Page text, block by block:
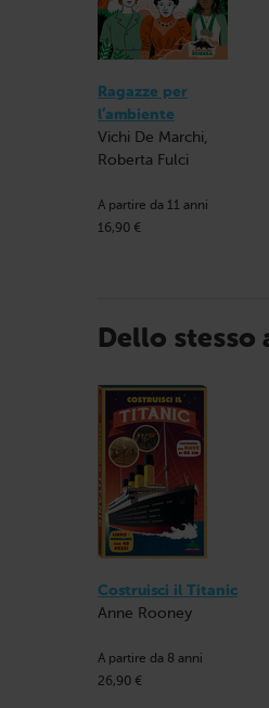
Ragazze per
l’ambiente
Vichi De Marchi,
Roberta Fulci
A partire da 11 anni
16,90 €
Dello stesso
Costruisci il Titanic
Anne Rooney
A partire da 8 anni
26,90 €